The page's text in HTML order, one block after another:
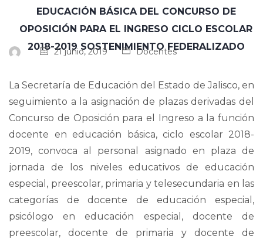
EDUCACIÓN BÁSICA DEL CONCURSO DE
OPOSICIÓN PARA EL INGRESO CICLO ESCOLAR
2018-2019 SOSTENIMIENTO FEDERALIZADO
21 junio, 2019 Docentes
La Secretaría de Educación del Estado de Jalisco, en
seguimiento a la asignación de plazas derivadas del
Concurso de Oposición para el Ingreso a la función
docente en educación básica, ciclo escolar 2018-
2019, convoca al personal asignado en plaza de
jornada de los niveles educativos de educación
especial, preescolar, primaria y telesecundaria en las
categorías de docente de educación especial,
psicólogo en educación especial, docente de
preescolar, docente de primaria y docente de